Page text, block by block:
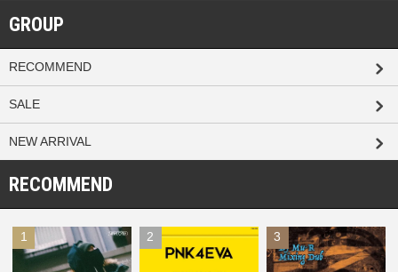
GROUP
RECOMMEND
SALE
NEW ARRIVAL
RECOMMEND
1 2 3